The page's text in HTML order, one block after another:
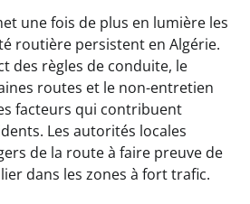
une fois de plus en lumière les
routière persistent en Algérie.
des règles de conduite, le
routes et le non-entretien
facteurs qui contribuent
Les autorités locales
de la route à faire preuve de
dans les zones à fort trafic.